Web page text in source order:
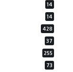
14
14
428
37
255
73